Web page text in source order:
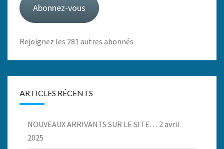
Abonnez-vous
Rejoignez les 281 autres abonnés
ARTICLES RÉCENTS
NOUVEAUX ARRIVANTS SUR LE SITE… 2 avril
2025